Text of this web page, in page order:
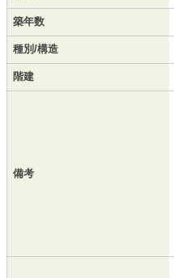
築年数
種別/構造
階建
備考